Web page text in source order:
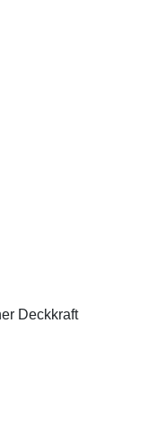
Deckkraft